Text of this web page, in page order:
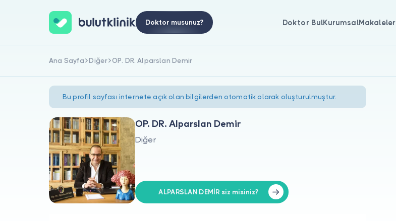
Doktor musunuz? Doktor BulKurumsalMakaleler
Ana Sayfa Diğer OP. DR. Alparslan Demir
Bu profil sayfası internete açık olan bilgilerden otomatik olarak oluşturulmuştur.
OP. DR. Alparslan Demir
Diğer
ALPARSLAN DEMİR siz misiniz?